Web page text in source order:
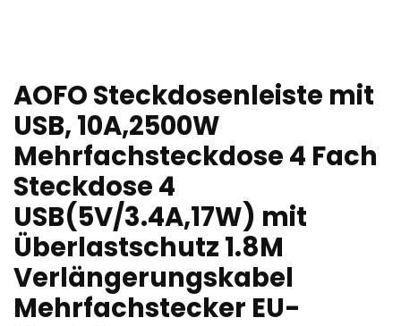
AOFO Steckdosenleiste mit
USB, 10A,2500W
Mehrfachsteckdose 4 Fach
Steckdose 4
USB(5V/3.4A,17W) mit
Überlastschutz 1.8M
Verlängerungskabel
Mehrfachstecker EU-